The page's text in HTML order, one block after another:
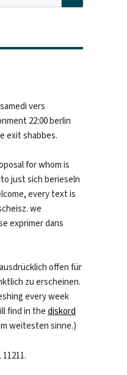
vers
22:00 berlin
exit shabbes.
for whom is
just sich berieseln
every text is
we
exprimer dans
offen für
zu erscheinen.
every week
find in thediskord
weitesten sinne.)